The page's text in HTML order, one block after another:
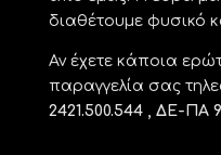
διαθέτουμε φυσικό
Αν έχετε κάποια
παραγγελία σας
2421.500.544 , ΔΕ-ΠΑ